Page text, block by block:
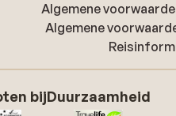
Algemene
Algemene
bijDuurzaamheid